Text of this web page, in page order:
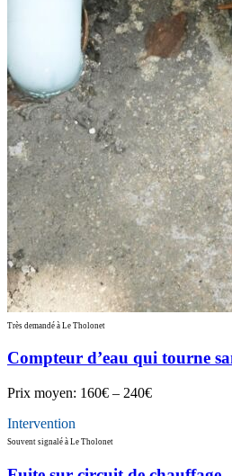
Très demandé à Le Tholonet
Compteur d’eau qui tourne
Prix moyen: 160€ – 240€
Intervention
Souvent signalé à Le Tholonet